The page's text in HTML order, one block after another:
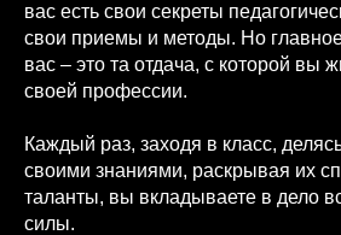
вас есть свои секреты
свои приемы и методы. Но
вас – это та отдача, с которой вы
своей профессии.
Каждый раз, заходя в класс,
своими знаниями, раскрывая их
таланты, вы вкладываете в дело
силы.